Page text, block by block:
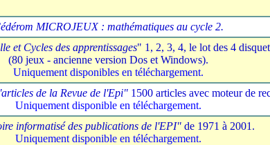
MICROJEUX : mathématiques au cycle 2.
et Cycles des apprentissages" 1, 2, 3, 4, le lot des 4
(80 jeux - ancienne version Dos et Windows).
Uniquement disponibles en téléchargement.
de la Revue de l'Epi"1500 articles avec moteur de
Uniquement disponible en téléchargement.
informatisé des publications de l'EPI"de 1971 à 2001.
Uniquement disponible en téléchargement.